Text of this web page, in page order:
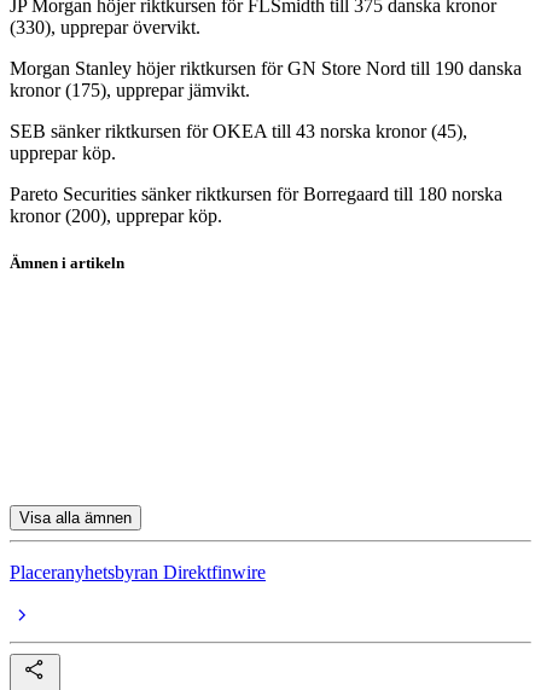
JP Morgan höjer riktkursen för FLSmidth till 375 danska kronor
(330), upprepar övervikt.
Morgan Stanley höjer riktkursen för GN Store Nord till 190 danska
kronor (175), upprepar jämvikt.
SEB sänker riktkursen för OKEA till 43 norska kronor (45),
upprepar köp.
Pareto Securities sänker riktkursen för Borregaard till 180 norska
kronor (200), upprepar köp.
Ämnen i artikeln
Visa alla ämnen
Placeranyhetsbyran Direktfinwire